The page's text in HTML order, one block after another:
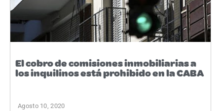
El cobro de comisiones inmobiliarias a
los inquilinos está prohibido en la CABA
Agosto 10, 2020